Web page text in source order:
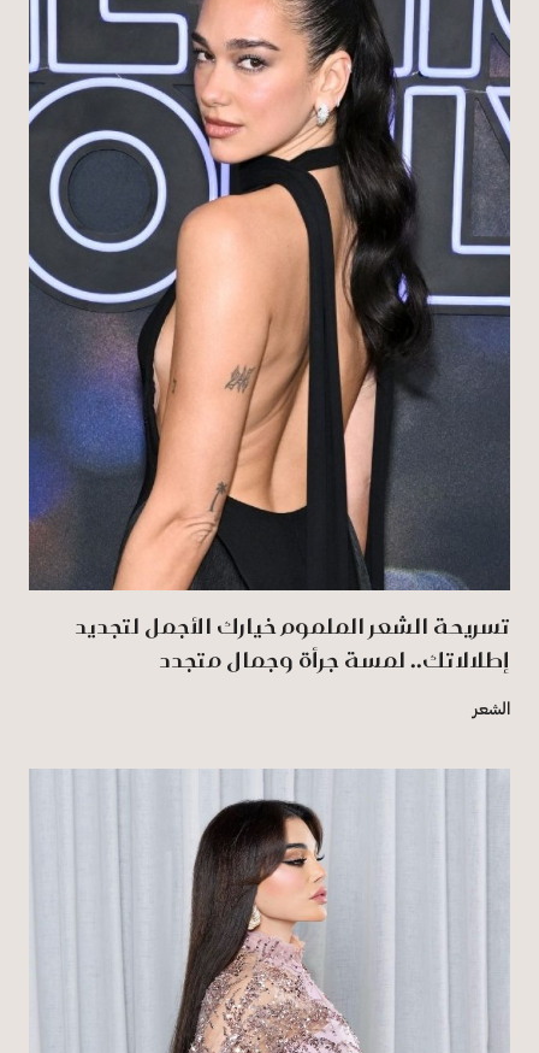
تسريحة الشعر الملموم خيارك الأجمل لتجديد
إطلالاتك.. لمسة جرأة وجمال متجدد
الشعر